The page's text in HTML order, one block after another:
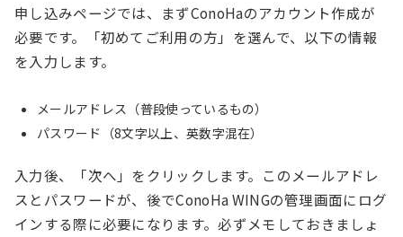
申し込みページでは、まずConoHaのアカウント作成が
必要です。「初めてご利用の方」を選んで、以下の情報
を入力します。
メールアドレス（普段使っているもの）
パスワード（8文字以上、英数字混在）
入力後、「次へ」をクリックします。このメールアドレ
スとパスワードが、後でConoHa WINGの管理画面にログ
インする際に必要になります。必ずメモしておきましょ